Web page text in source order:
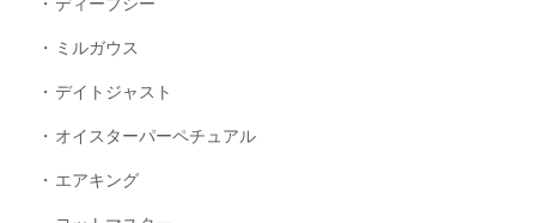
ディープシー
ミルガウス
デイトジャスト
オイスターパーペチュアル
エアキング